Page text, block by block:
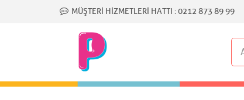
MÜŞTERI HIZMETLERI HATTI :0212 873 89 99